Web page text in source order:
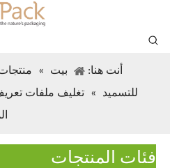
أنت هنا: بيت »
للتسميد
»
تغليف ملفات
فئات المنتجات